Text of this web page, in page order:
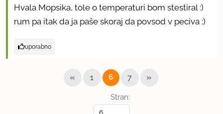
Hvala Mopsika, tole o temperaturi bom stestiral :)
rum pa itak da ja paše skoraj da povsod v peciva :)
uporabno
Stran:
« 1 6 7 »